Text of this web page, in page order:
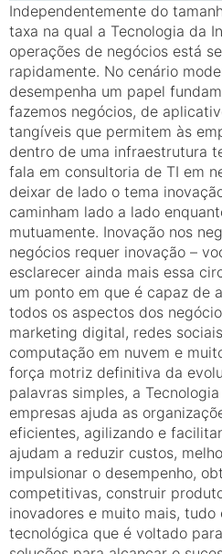
Independentemente do
taxa na qual a Tecnologia da
operações de negócios está
rapidamente. No cenário
desempenha um papel
fazemos negócios, de
tangíveis que permitem às
dentro de uma infraestrutura
fala em consultoria de TI em
deixar de lado o tema
caminham lado a lado
mutuamente. Inovação nos
negócios requer inovação –
esclarecer ainda mais essa
um ponto em que é capaz de
todos os aspectos dos
marketing digital, redes
computação em nuvem e
força motriz definitiva da
palavras simples, a
empresas ajuda as
eficientes, agilizando e
ajudam a reduzir custos,
impulsionar o desempenho,
competitivas, construir
inovadores e muito mais, tudo
tecnológica que é voltado